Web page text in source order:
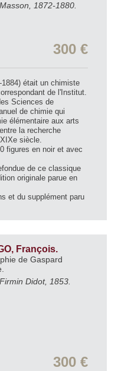
1872-1880.
300 €
était un chimiste
de l'Institut.
Sciences de
de chimie qui
élémentaire aux arts
la recherche
siècle.
figures en noir et avec
de ce classique
originale parue en
et du supplément paru
François.
de Gaspard
Didot, 1853.
300 €